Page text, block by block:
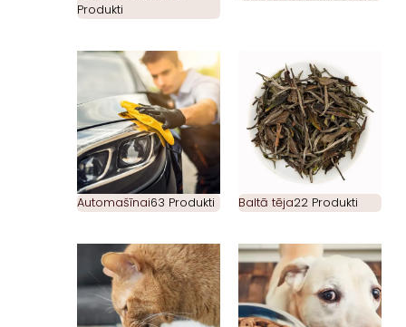
Produkti
Automašīnai63 Produkti Baltā tēja22 Produkti